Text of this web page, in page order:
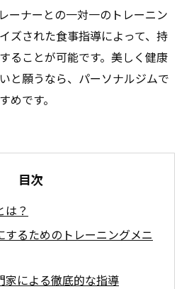
ーナーとの一対一のトレーニン
ズされた食事指導によって、持
ることが可能です。美しく健康
と願うなら、パーソナルジムで
めです。
目次
は？
するためのトレーニングメニ
家による徹底的な指導